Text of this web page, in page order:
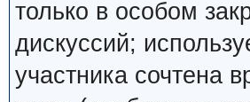
только в особом
дискуссий;
участника сочтена